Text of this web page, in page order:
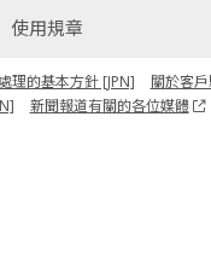
使用規章
理的基本方針 [JPN]
關於客
新聞報道有關的各位媒體